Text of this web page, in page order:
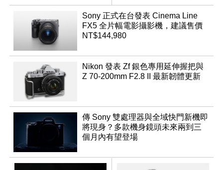
App「Atmos」登場
Sony 正式在台發表 Cinema Line
FX5 全片幅電影攝影機，建議售價
NT$144,980
Nikon 發表 Zf 銀色專用延伸握把與
Z 70-200mm F2.8 II 最新韌體更新
傳 Sony 雙處理器與全域快門新機即
將現身？多款機身鏡頭未來兩到三
個月內有望登場